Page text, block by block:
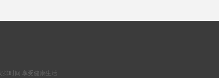
排时间 享受健康生活